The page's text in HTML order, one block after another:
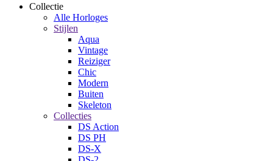
Collectie
Alle Horloges
Stijlen
Aqua
Vintage
Reiziger
Chic
Modern
Buiten
Skeleton
Collecties
DS Action
DS PH
DS-X